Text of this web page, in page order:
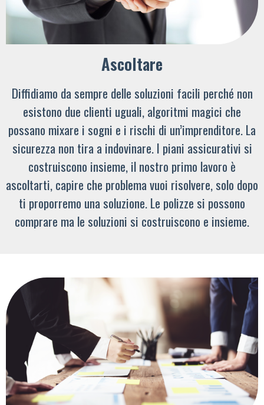
Ascoltare
Diffidiamo da sempre delle soluzioni facili perché non
esistono due clienti uguali, algoritmi magici che
possano mixare i sogni e i rischi di un’imprenditore. La
sicurezza non tira a indovinare. I piani assicurativi si
costruiscono insieme, il nostro primo lavoro è
ascoltarti, capire che problema vuoi risolvere, solo dopo
ti proporremo una soluzione. Le polizze si possono
comprare ma le soluzioni si costruiscono e insieme.